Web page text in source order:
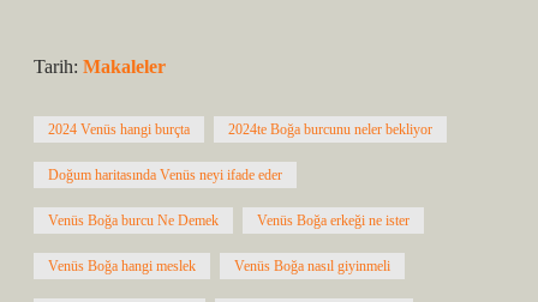
Tarih: Makaleler
2024 Venüs hangi burçta 2024te Boğa burcunu neler bekliyor
Doğum haritasında Venüs neyi ifade eder
Venüs Boğa burcu Ne Demek Venüs Boğa erkeği ne ister
Venüs Boğa hangi meslek Venüs Boğa nasıl giyinmeli